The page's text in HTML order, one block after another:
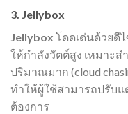
3. Jellybox
Jellybox โดดเด่นด้วยดี
ให้กำลังวัตต์สูง เหมาะ
ปริมาณมาก (cloud
ทำให้ผู้ใช้สามารถปรับ
ต้องการ